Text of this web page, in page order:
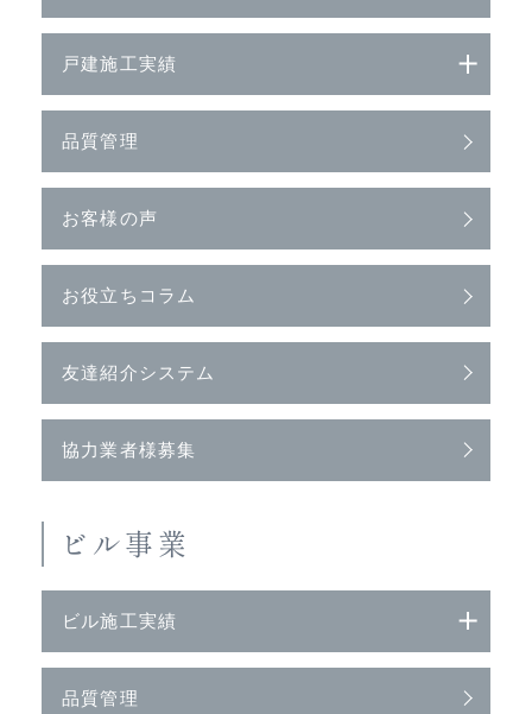
戸建施工実績
品質管理
お客様の声
お役立ちコラム
友達紹介システム
協力業者様募集
ビル事業
ビル施工実績
品質管理